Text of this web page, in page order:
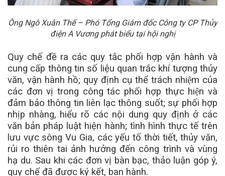
Ông Ngô Xuân Thế – Phó Tổng Giám đốc Công ty CP Thủy
điện A Vương phát biểu tại hội nghị
Quy chế đề ra các quy tắc phối hợp vận hành và
cung cấp thông tin số liệu quan trắc khí tượng thủy
văn, vận hành hồ; quy định cụ thể trách nhiệm của
các đơn vị trong công tác phối hợp thực hiện và
đảm bảo thông tin liên lạc thông suốt; sự phối hợp
nhịp nhàng, hiểu rõ các nội dung quy định ở các
văn bản pháp luật hiện hành; tình hình thực tế trên
lưu vực sông Vu Gia, các yếu tố thời tiết, thủy văn,
rủi ro thiên tai ảnh hưởng đến công trình và vùng
hạ du. Sau khi các đơn vị bàn bạc, thảo luận góp ý,
quy chế đã được ký kết, ban hành.